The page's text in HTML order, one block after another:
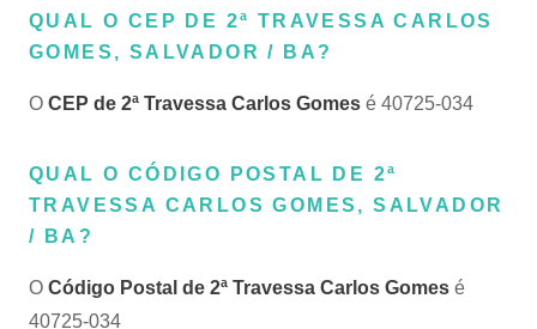
QUAL O CEP DE 2ª TRAVESSA CARLOS
GOMES, SALVADOR / BA?
O CEP de 2ª Travessa Carlos Gomes é 40725-034
QUAL O CÓDIGO POSTAL DE 2ª
TRAVESSA CARLOS GOMES, SALVADOR
/ BA?
O Código Postal de 2ª Travessa Carlos Gomes é
40725-034